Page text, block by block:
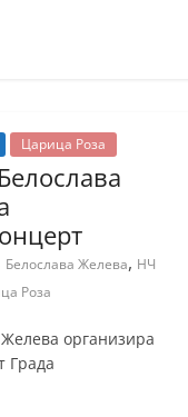
Царица Роза
Белослава Желева, НЧ
Роза
организира
Града